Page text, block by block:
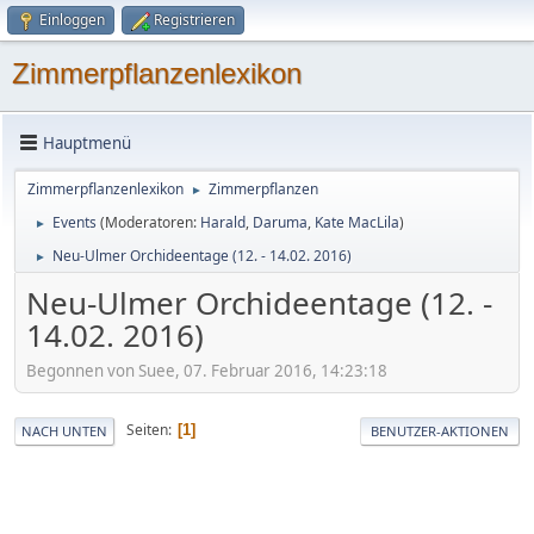
Einloggen Registrieren
Zimmerpflanzenlexikon
Hauptmenü
Zimmerpflanzenlexikon ► Zimmerpflanzen
► Events (Moderatoren: Harald, Daruma, Kate MacLila)
► Neu-Ulmer Orchideentage (12. - 14.02. 2016)
Neu-Ulmer Orchideentage (12. -
14.02. 2016)
Begonnen von Suee, 07. Februar 2016, 14:23:18
NACH UNTEN Seiten 1 BENUTZER-AKTIONEN